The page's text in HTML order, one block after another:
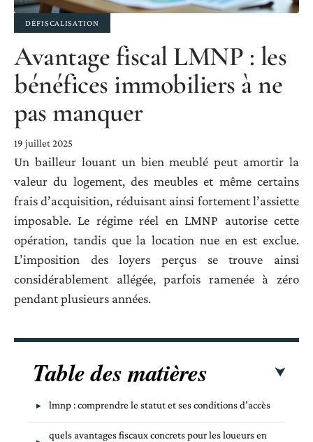
DÉFISCALISATION
Avantage fiscal LMNP : les
bénéfices immobiliers à ne
pas manquer
19 juillet 2025
Un bailleur louant un bien meublé peut amortir la
valeur du logement, des meubles et même certains
frais d’acquisition, réduisant ainsi fortement l’assiette
imposable. Le régime réel en LMNP autorise cette
opération, tandis que la location nue en est exclue.
L’imposition des loyers perçus se trouve ainsi
considérablement allégée, parfois ramenée à zéro
pendant plusieurs années.
Table des matières
lmnp : comprendre le statut et ses conditions d’accès
quels avantages fiscaux concrets pour les loueurs en